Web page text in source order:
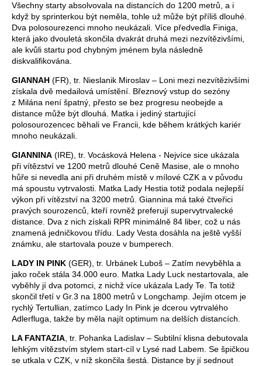
Všechny starty absolvovala na distancích do 1200 metrů, a i
když by sprinterkou být neměla, tohle už může být příliš dlouhé.
Dva polosourezenci mnoho neukázali. Více předvedla Finiga,
která jako dvouletá skončila dvakrát druhá mezi nezvítězivšími,
ale kvůli startu pod chybným jménem byla následně
diskvalifikována.
GIANNAH (FR), tr. Nieslanik Miroslav – Loni mezi nezvítězivšími
získala dvě medailová umístění. Březnový vstup do sezóny
z Milána není špatný, přesto se bez progresu neobejde a
distance může být dlouhá. Matka i jediný startující
polosourozencec běhali ve Francii, kde během krátkých kariér
mnoho neukázali.
GIANNINA (IRE), tr. Vocásková Helena - Nejvíce sice ukázala
při vítězství ve 1200 metrů dlouhé Ceně Masise, ale o mnoho
hůře si nevedla ani při druhém místě v mílové CZK a v původu
má spoustu vytrvalosti. Matka Lady Hestia totiž podala nejlepší
výkon při vítězství na 3200 metrů. Giannina má také čtveřici
pravých sourozenců, kteří rovněž preferují supervytrvalecké
distance. Dva z nich získali RPR minimálně 84 liber, což u nás
znamená jedničkovou třídu. Lady Vesta dosáhla na ještě vyšší
známku, ale startovala pouze v bumperech.
LADY IN PINK (GER), tr. Urbánek Luboš – Zatím nevyběhla a
jako roček stála 34.000 euro. Matka Lady Luck nestartovala, ale
vyběhly jí dva potomci, z nichž více ukázala Lady Te. Ta totiž
skončil třetí v Gr.3 na 1800 metrů v Longchamp. Jejím otcem je
rychlý Tertullian, zatímco Lady In Pink je dcerou vytrvalého
Adlerfluga, takže by měla najít optimum na delších distancích.
LA FANTAZIA , tr. Pohanka Ladislav – Subtilní klisna debutovala
lehkým vítězstvím stylem start-cíl v Lysé nad Labem. Se špičkou
se utkala v CZK, v níž skončila šestá. Distance by jí sednout